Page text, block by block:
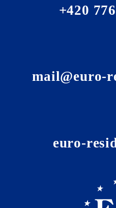
+420
mail@euro-
euro-